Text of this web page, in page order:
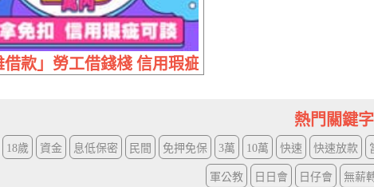
借款」勞工借錢棧 信用瑕疵可談 | 20萬內 專案優惠降
熱門關鍵字
18歲 資金 息低保密 民間 免押免保 3萬 10萬 快速 快速放款
軍公教 日日會 日仔會 無薪